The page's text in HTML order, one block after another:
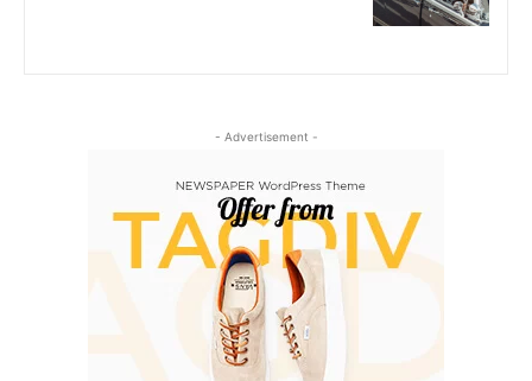
- Advertisement -